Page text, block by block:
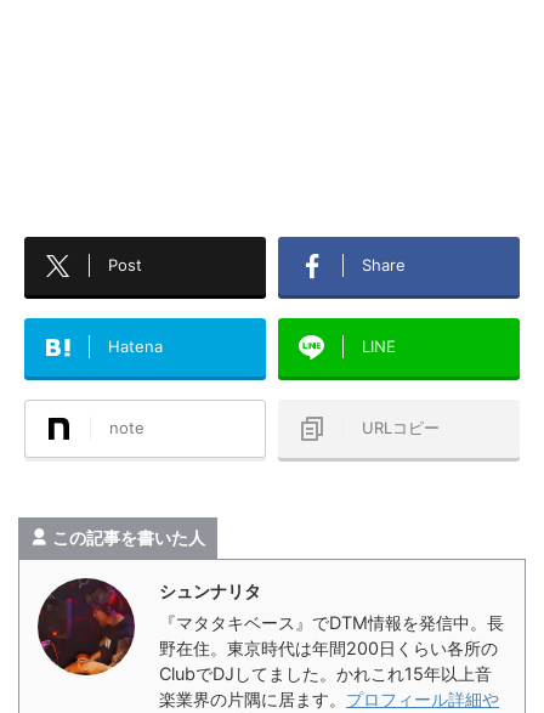
Post Share
Hatena LINE
note URLコピー
この記事を書いた人
シュンナリタ
『マタタキベース』でDTM情報を発信中。長
野在住。東京時代は年間200日くらい各所の
ClubでDJしてました。かれこれ15年以上音
楽業界の片隅に居ます。 プロフィール詳細や